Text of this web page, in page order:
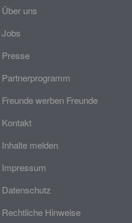
Über uns
Jobs
Presse
Partnerprogramm
Freunde werben Freunde
Kontakt
Inhalte melden
Impressum
Datenschutz
Rechtliche Hinweise